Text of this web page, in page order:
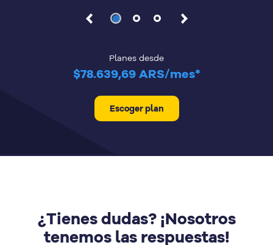
Escoger plan
Planes desde
$78.639,69 ARS/mes*
¿Tienes dudas? ¡Nosotros
tenemos las respuestas!